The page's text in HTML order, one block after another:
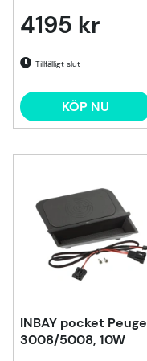
4195 kr
Tillfälligt slut
KÖP NU
INBAY pocket
3008/5008, 10W